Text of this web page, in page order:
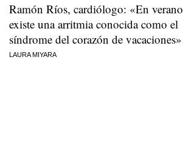
Ramón Ríos, cardiólogo: «En verano
existe una arritmia conocida como el
síndrome del corazón de vacaciones»
LAURA MIYARA